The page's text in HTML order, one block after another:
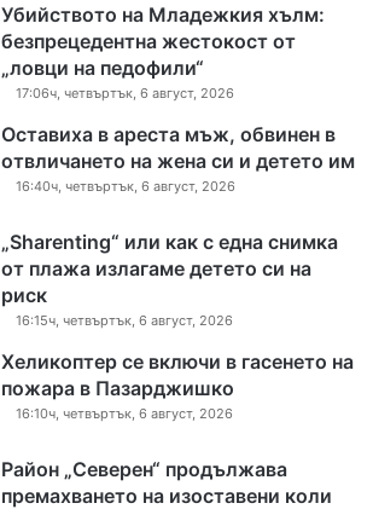
Убийството на Младежкия хълм:
безпрецедентна жестокост от
„ловци на педофили“
17:06ч, четвъртък, 6 август, 2026
Оставиха в ареста мъж, обвинен в
отвличането на жена си и детето им
16:40ч, четвъртък, 6 август, 2026
„Sharenting“ или как с една снимка
от плажа излагаме детето си на
риск
16:15ч, четвъртък, 6 август, 2026
Хеликоптер се включи в гасенето на
пожара в Пазарджишко
16:10ч, четвъртък, 6 август, 2026
Район „Северен“ продължава
премахването на изоставени коли